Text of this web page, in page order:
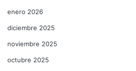
enero 2026
diciembre 2025
noviembre 2025
octubre 2025